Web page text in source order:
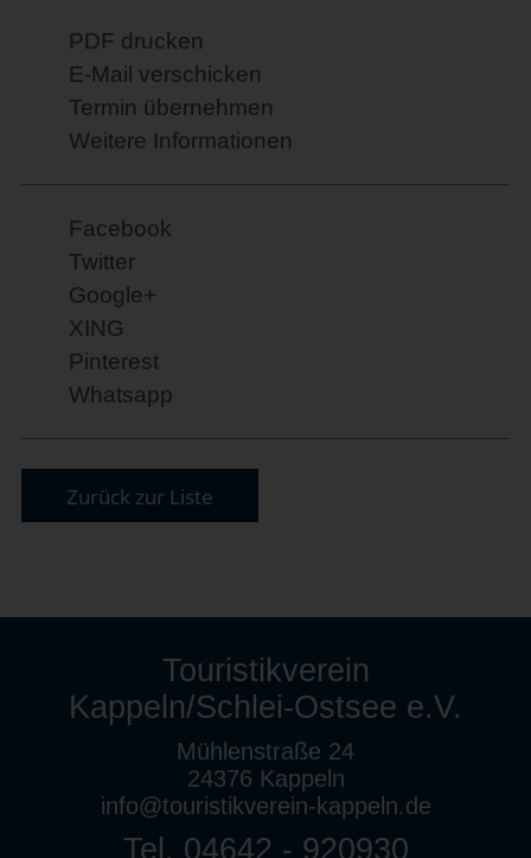
PDF drucken
E-Mail verschicken
Termin übernehmen
Weitere Informationen
Facebook
Twitter
Google+
XING
Pinterest
Whatsapp
Zurück zur Liste
Touristikverein
Kappeln/Schlei-Ostsee e.V.
Mühlenstraße 24
24376 Kappeln
info@touristikverein-kappeln.de
Tel. 04642 - 920930